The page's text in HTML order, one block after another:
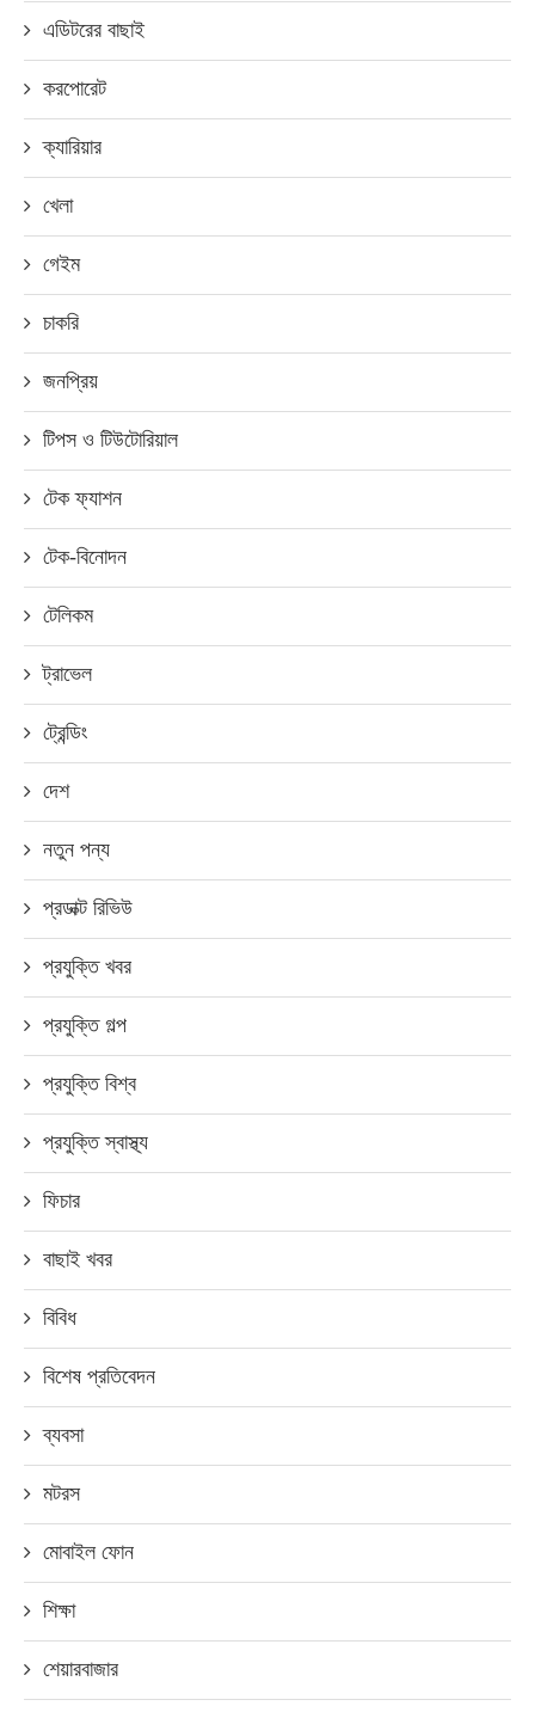
এডিটরের বাছাই
করপোরেট
ক্যারিয়ার
খেলা
গেইম
চাকরি
জনপ্রিয়
টিপস ও টিউটোরিয়াল
টেক ফ্যাশন
টেক-বিনোদন
টেলিকম
ট্রাভেল
ট্রেন্ডিং
দেশ
নতুন পন্য
প্রডাক্ট রিভিউ
প্রযুক্তি খবর
প্রযুক্তি গল্প
প্রযুক্তি বিশ্ব
প্রযুক্তি স্বাস্থ্য
ফিচার
বাছাই খবর
বিবিধ
বিশেষ প্রতিবেদন
ব্যবসা
মটরস
মোবাইল ফোন
শিক্ষা
শেয়ারবাজার